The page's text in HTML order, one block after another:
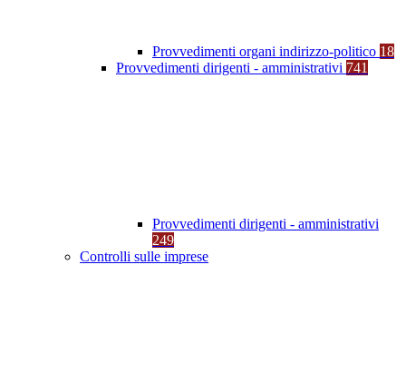
Provvedimenti organi indirizzo-politico 18
Provvedimenti dirigenti - amministrativi 741
Provvedimenti dirigenti - amministrativi
249
Controlli sulle imprese